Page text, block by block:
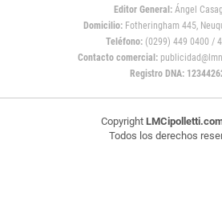
Editor General:Ángel
Domicilio:Fotheringham 445,
Teléfono: (0299) 449 0400 /
Contacto comercial:
Registro DNA:
Copyright
Todos los derechos